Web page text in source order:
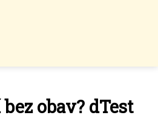
obav? dTest